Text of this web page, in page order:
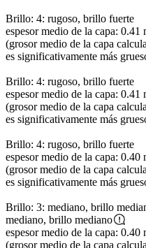
Brillo: 4: rugoso, brillo fuerte
espesor medio de la capa: 0.41
(grosor medio de la capa
es significativamente más
Brillo: 4: rugoso, brillo fuerte
espesor medio de la capa: 0.41
(grosor medio de la capa
es significativamente más
Brillo: 4: rugoso, brillo fuerte
espesor medio de la capa: 0.40
(grosor medio de la capa
es significativamente más
Brillo: 3: mediano, brillo
mediano, brillo mediano
espesor medio de la capa: 0.40
(grosor medio de la capa